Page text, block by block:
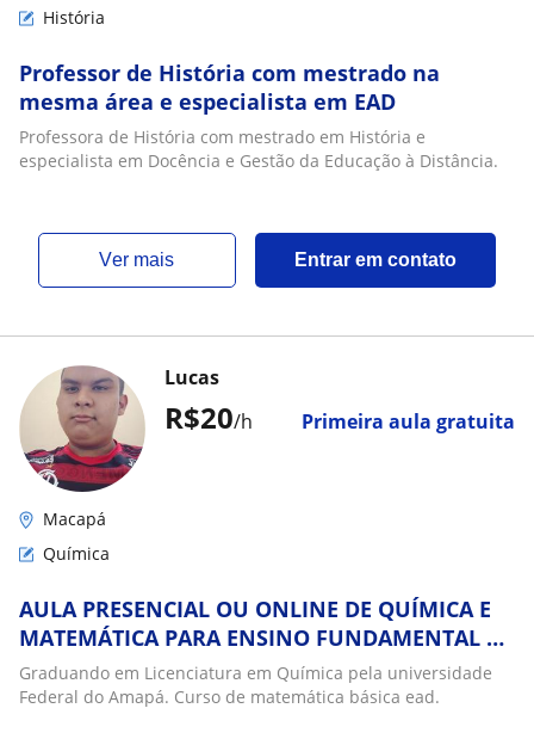
História
Professor de História com mestrado na
mesma área e especialista em EAD
Professora de História com mestrado em História e
especialista em Docência e Gestão da Educação à Distância.
ver mais Entrar em contato
R$20/h Primeira aula gratuita
Lucas
Macapá
Química
AULA PRESENCIAL OU ONLINE DE QUÍMICA E
MATEMÁTICA PARA ENSINO FUNDAMENTAL E
MÉDIO. REFORÇO ESCOLAR. RESOLUÇÃO DE
EXERCÍCIOS, ETC
Graduando em Licenciatura em Química pela universidade
Federal do Amapá. Curso de matemática básica ead.